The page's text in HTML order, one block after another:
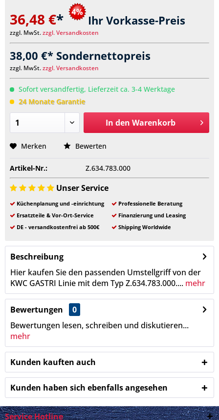
36,48 €* Ihr Vorkasse-Preis
zzgl. MwSt.zzgl. Versandkosten
38,00 €* Sondernettopreis
zzgl. MwSt.zzgl. Versandkosten
Sofort versandfertig, Lieferzeit ca. 3-4 Werktage
24 Monate Garantie
In den Warenkorb
Merken Bewerten
Artikel-Nr.: Z.634.783.000
Unser Service
Küchenplanung und -einrichtung
Professionelle Beratung
Ersatzteile & Vor-Ort-Service
Finanzierung und Leasing
DE - versandkostenfrei ab 500€
Shipping Worldwide
Beschreibung
Hier kaufen Sie den passenden Umstellgriff von der
KWC GASTRI Linie mit dem Typ Z.634.783.000.... mehr
Bewertungen
0
Bewertungen lesen, schreiben und diskutieren...
mehr
Kunden kauften auch
Kunden haben sich ebenfalls angesehen
Service Hotline